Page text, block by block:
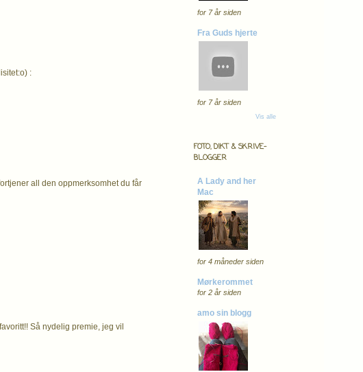
:
all den oppmerksomhet du får
Så nydelig premie, jeg vil
for 7 år siden
Fra Guds hjerte
for 7 år siden
Vis alle
FOTO, DIKT & SKRIVE-
BLOGGER
A Lady and her
Mac
for 4 måneder siden
Mørkerommet
for 2 år siden
amo sin blogg